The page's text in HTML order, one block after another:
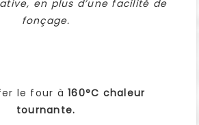
en plus d’une facilité de
fonçage.
le four à160°C chaleur
tournante.